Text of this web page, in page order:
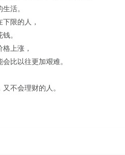
活。
限的人，
。
上涨，
比以往更加艰难。
不会理财的人。